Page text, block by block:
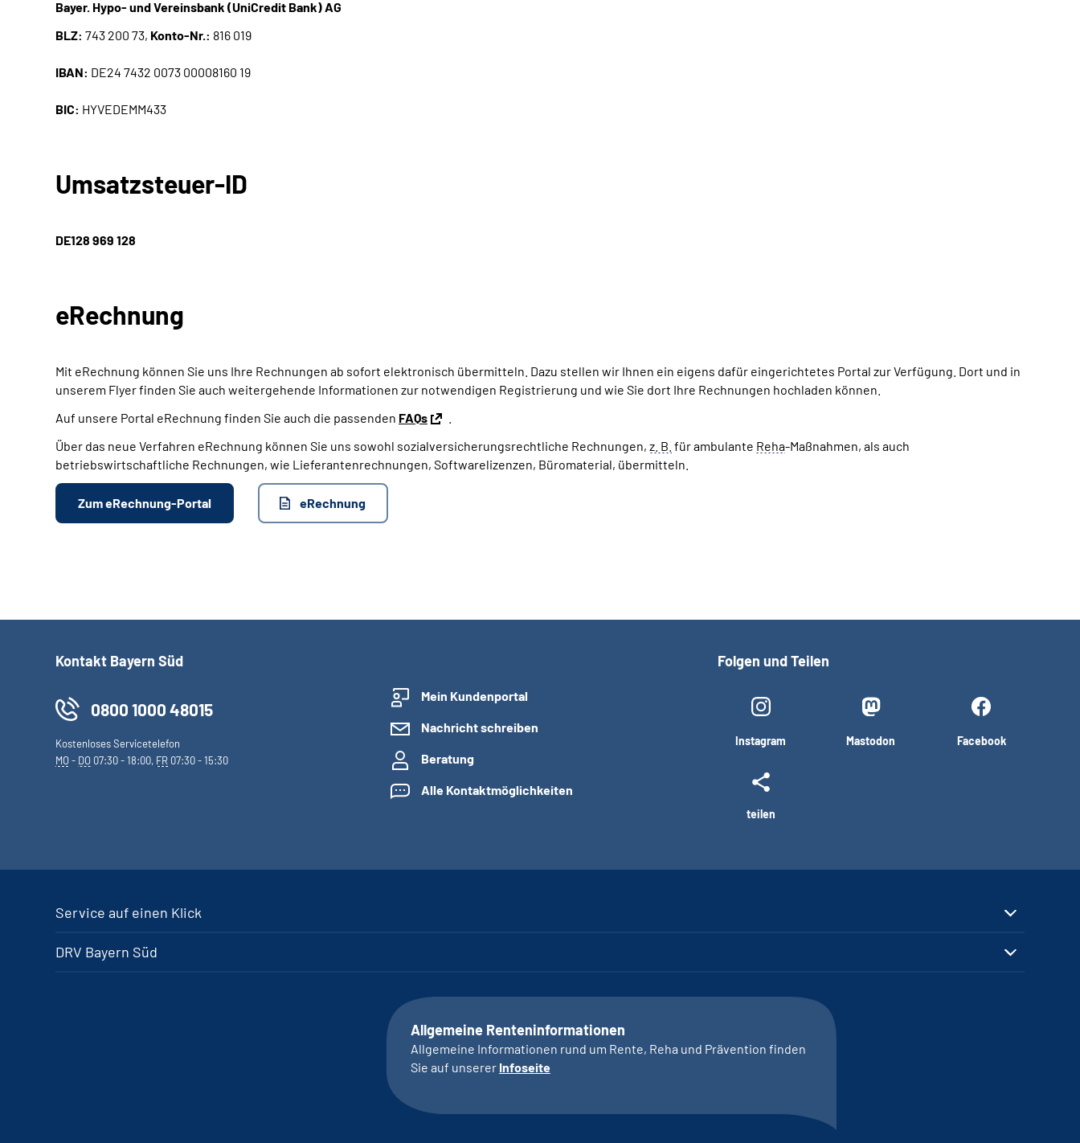
Bayer. Hypo- und Vereinsbank (UniCredit Bank) AG
BLZ: 743 200 73, Konto-Nr.: 816 019
IBAN: DE24 7432 0073 00008160 19
BIC: HYVEDEMM433
Umsatzsteuer-ID
DE128 969 128
eRechnung
Mit eRechnung können Sie uns Ihre Rechnungen ab sofort elektronisch übermitteln. Dazu stellen wir Ihnen ein eigens dafür eingerichtetes Portal zur Verfügung. Dort und in
unserem Flyer finden Sie auch weitergehende Informationen zur notwendigen Registrierung und wie Sie dort Ihre Rechnungen hochladen können.
Auf unsere Portal eRechnung finden Sie auch die passenden FAQs
Über das neue Verfahren eRechnung können Sie uns sowohl sozialversicherungsrechtliche Rechnungen, z. B. für ambulante Reha-Maßnahmen, als auch
betriebswirtschaftliche Rechnungen, wie Lieferantenrechnungen, Softwarelizenzen, Büromaterial, übermitteln.
Zum eRechnung-Portal eRechnung
Kontakt Bayern Süd
0800 1000 48015
Kostenloses Servicetelefon
MO- DO 07:30 - 18:00, FR 07:30 - 15:30
Mein Kundenportal
Nachricht schreiben
Beratung
Alle Kontaktmöglichkeiten
Folgen und Teilen
Instagram Mastodon Facebook
teilen
Service auf einen Klick
DRV Bayern Süd
Allgemeine Renteninformationen
Allgemeine Informationen rund um Rente, Reha und Prävention finden
Sie auf unserer Infoseite